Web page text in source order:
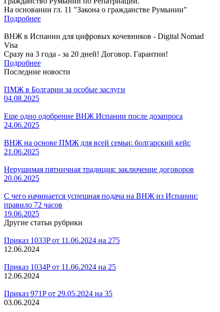
На основании гл. 11 "Закона о гражданстве Румынии"
Подробнее
ВНЖ в Испании для цифровых кочевников - Digital Nomad
Visa
Сразу на 3 года - за 20 дней! Договор. Гарантии!
Подробнее
Последние новости
ПМЖ в Болгарии за особые заслуги
04.08.2025
Еще одно одобрение ВНЖ Испании после дозапроса
24.06.2025
ВНЖ на основе ПМЖ для всей семьи: болгарский кейс
21.06.2025
Нерушимая пятничная традиция: заключение договоров
20.06.2025
С чего начинается успешная подача на ВНЖ из Испании:
правило 72 часов
19.06.2025
Другие статьи рубрики
Приказ 1033P от 11.06.2024 на 275
12.06.2024
Приказ 1034P от 11.06.2024 на 25
12.06.2024
Приказ 971P от 29.05.2024 на 35
03.06.2024